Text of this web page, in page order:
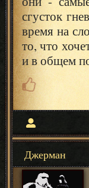
сгусток
время на
то, что
и в общем
Джерман